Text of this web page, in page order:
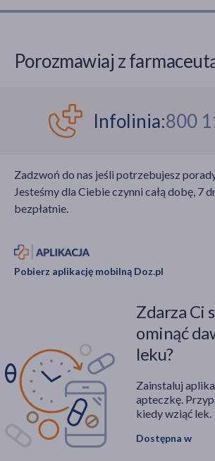
Porozmawiaj z
Infolinia:800
Zadzwoń do nas jeśli potrzebujesz
Jesteśmy dla Ciebie czynni całą dobę, 7
bezpłatnie.
Pobierz aplikację mobilną Doz.pl
Zdarza Ci
ominąć
leku?
Zainstaluj
apteczkę.
kiedy wziąć lek.
Dostępna w